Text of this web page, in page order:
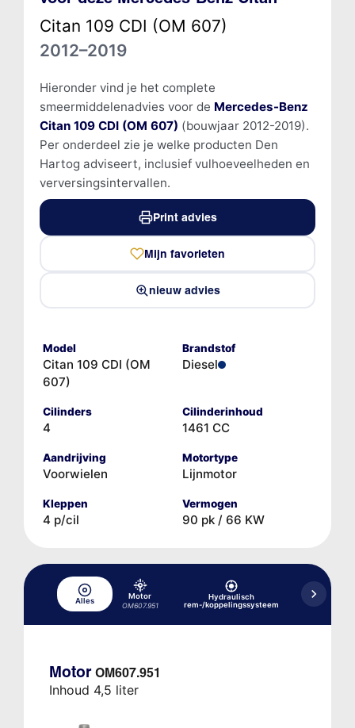
Citan 109 CDI (OM 607)
2012–2019
Hieronder vind je het complete
smeermiddelenadvies voor de Mercedes-Benz
Citan 109 CDI (OM 607) (bouwjaar 2012-2019).
Per onderdeel zie je welke producten Den
Hartog adviseert, inclusief vulhoeveelheden en
verversingsintervallen.
Print advies
Mijn favorieten
nieuw advies
Model
Citan 109 CDI (OM
607)
Brandstof
Diesel
Cilinders
4
Cilinderinhoud
1461 CC
Aandrijving
Voorwielen
Motortype
Lijnmotor
Kleppen
4 p/cil
Vermogen
90 pk / 66 KW
Alles
Motor
OM607.951
Hydraulisch
rem-/koppelingssysteem
Koelsysteem
Motor OM607.951
Inhoud 4,5 liter